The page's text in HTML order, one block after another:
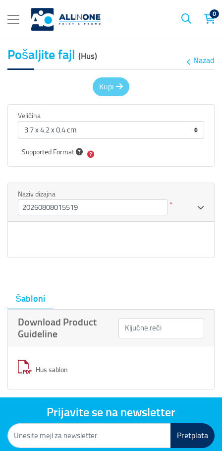
0
Pošaljite fajl (Hus) Nazad
Šabloni
Download Product
Guideline
Hus sablon
Kupi
Veličina
Supported Format
Naziv dizajna
*
Prijavite se na newsletter
Pretplata